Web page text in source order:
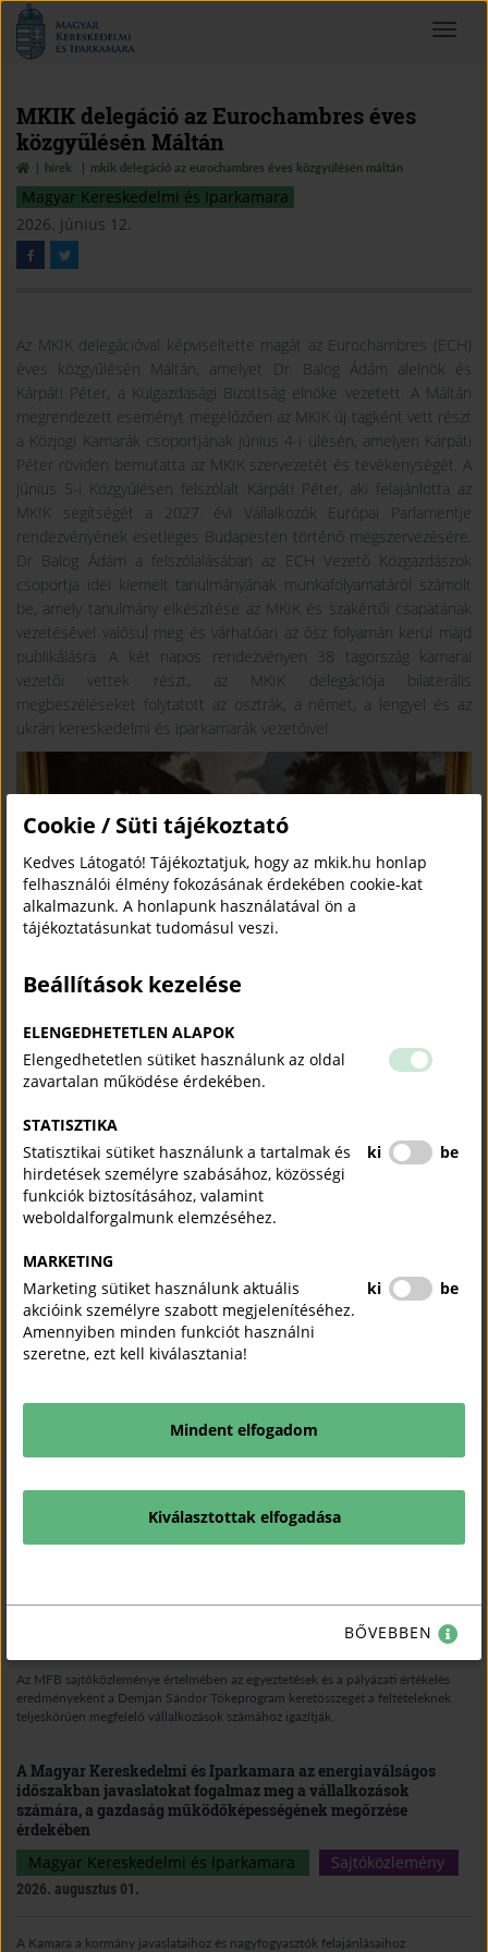
Magyar
Kereskedelmi
és
Toggle
MKIK delegáció az Eurochambres éves
közgyűlésén Máltán
hírek mkik delegáció az eurochambres éves közgyűlésén máltán
Magyar Kereskedelmi és Iparkamara
2026. június 12.
Az MKIK delegációval képviseltette magát az Eurochambres (ECH)
éves közgyűlésén Máltán, amelyet Dr. Balog Ádám alelnök és
Kárpáti Péter, a Külgazdasági Bizottság elnöke vezetett. A Máltán
megrendezett eseményt megelőzően az MKIK új tagként vett részt
a Közjogi Kamarák csoportjának június 4-i ülésén, amelyen Kárpáti
Péter röviden bemutatta az MKIK szervezetét és tevékenységét. A
június 5-i Közgyűlésen felszólalt Kárpáti Péter, aki felajánlotta az
MKIK segítségét a 2027. évi Vállalkozók Európai Parlamentje
rendezvényének esetleges Budapesten történő megszervezésére.
Dr Balog Ádám a felszólalásában az ECH Vezető Közgazdászok
csoportja idei kiemelt tanulmányának munkafolyamatáról számolt
be, amely tanulmány elkészítése az MKIK és szakértői csapatának
vezetésével valósul meg és várhatóan az ősz folyamán kerül majd
publikálásra. A két napos rendezvényen 38 tagország kamarai
vezetői vettek részt, az MKIK delegációja bilaterális
megbeszéléseket folytatott az osztrák, a német, a lengyel és az
ukrán kereskedelmi és iparkamarák vezetőivel.
KAPCSOLÓDÓ TARTALMAK
TUDJON MEG TÖBBET.
Megkezdődhet a Demján Sándor Tőkeprogram
Az MFB sajtóközleménye értelmében az egyeztetések és a pályázati értékelés
eredményeként a Demján Sándor Tőkeprogram keretösszegét a feltételeknek
teljeskörűen megfelelő vállalkozások számához igazítják.
A Magyar Kereskedelmi és Iparkamara az energiaválságos
időszakban javaslatokat fogalmaz meg a vállalkozások
számára, a gazdaság működőképességének megőrzése
érdekében
Magyar Kereskedelmi és Iparkamara
Sajtóközlemény
2026. augusztus 01.
A Kamara a kormány javaslataihoz és nagyfogyasztók felajánlásaihoz
Cookie / Süti tájékoztató
Kedves Látogató! Tájékoztatjuk, hogy az mkik.hu honlap
felhasználói élmény fokozásának érdekében cookie-kat
alkalmazunk. A honlapunk használatával ön a
tájékoztatásunkat tudomásul veszi.
Beállítások kezelése
ELENGEDHETETLEN ALAPOK
Elengedhetetlen sütiket használunk az oldal
zavartalan működése érdekében.
STATISZTIKA
Statisztikai sütiket használunk a tartalmak és
hirdetések személyre szabásához, közösségi
funkciók biztosításához, valamint
weboldalforgalmunk elemzéséhez.
ki be
MARKETING
Marketing sütiket használunk aktuális
akcióink személyre szabott megjelenítéséhez.
Amennyiben minden funkciót használni
szeretne, ezt kell kiválasztania!
ki be
Mindent elfogadom
Kiválasztottak elfogadása
BŐVEBBEN